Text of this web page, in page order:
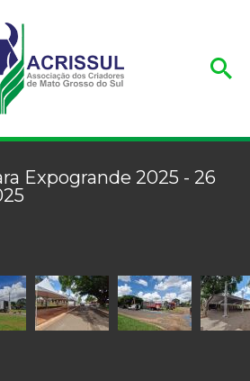
Expogrande 2025 - 26